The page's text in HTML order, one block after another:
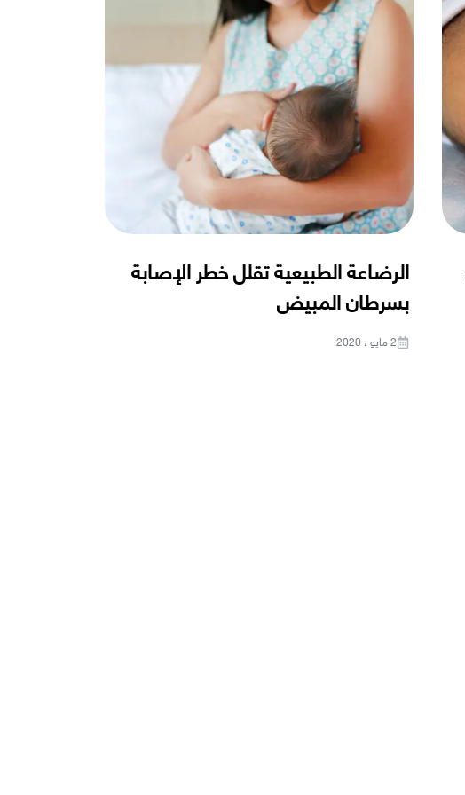
الرضاعة الطبيعية تقلل خطر الإصابة
بسرطان المبيض
2 مايو ، 2020